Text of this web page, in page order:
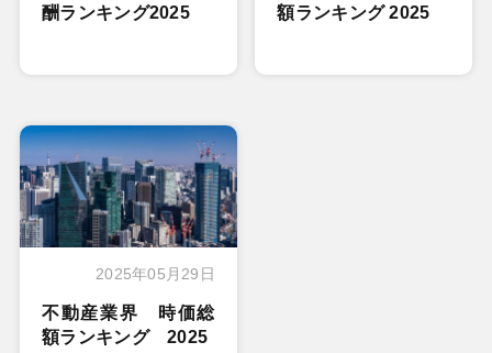
酬ランキング2025
額ランキング 2025
2025年05月29日
不動産業界 時価総
額ランキング 2025